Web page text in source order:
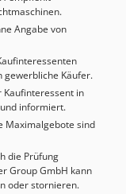
Installation
load capacity
2 operation
for line drive) •
belt (1 type) •
Angabe von
gewerbliche Käufer.
Kaufinteressent in
informiert.
Maximalgebote sind
die Prüfung
Group GmbH kann
oder stornieren.